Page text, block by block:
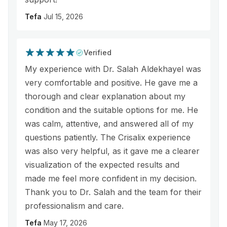
Tefa Jul 15, 2026
Verified
My experience with Dr. Salah Aldekhayel was
very comfortable and positive. He gave me a
thorough and clear explanation about my
condition and the suitable options for me. He
was calm, attentive, and answered all of my
questions patiently. The Crisalix experience
was also very helpful, as it gave me a clearer
visualization of the expected results and
made me feel more confident in my decision.
Thank you to Dr. Salah and the team for their
professionalism and care.
Tefa May 17, 2026